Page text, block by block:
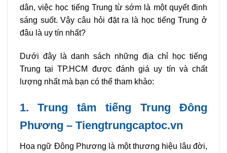
dân, việc học tiếng Trung từ sớm là một quyết định
sáng suốt. Vậy câu hỏi đặt ra là học tiếng Trung ở
đâu là uy tín nhất?
Dưới đây là danh sách những địa chỉ học tiếng
Trung tại TP.HCM được đánh giá uy tín và chất
lượng nhất mà bạn có thể tham khảo:
1. Trung tâm tiếng Trung Đông
Phương – Tiengtrungcaptoc.vn
Hoa ngữ Đông Phương là một thương hiệu lâu đời,